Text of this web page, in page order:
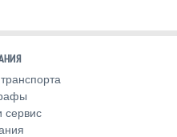
сервис